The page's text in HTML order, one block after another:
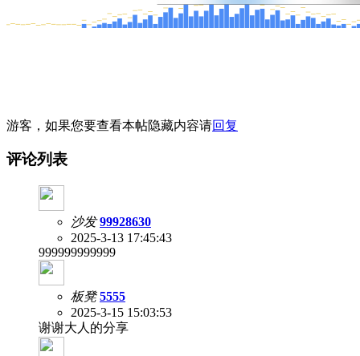
游客，如果您要查看本帖隐藏内容请回复
评论列表
沙发 99928630
2025-3-13 17:45:43
999999999999
板凳 5555
2025-3-15 15:03:53
谢谢大人的分享